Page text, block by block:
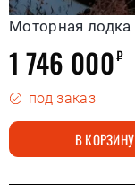
Моторная лодка
1 746 000₽
под заказ
В КОРЗИНУ